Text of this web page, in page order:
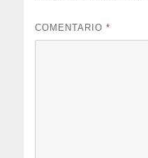
COMENTARIO*